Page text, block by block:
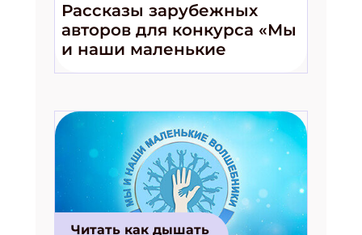
Рассказы зарубежных
авторов для конкурса «Мы
и наши маленькие
волшебники!»
Читать как дышать